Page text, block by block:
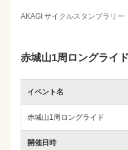
AKAGI サイクルスタンプラリー
赤城山1周ロングライ
イベント名
赤城山1周ロングライド
開催日時